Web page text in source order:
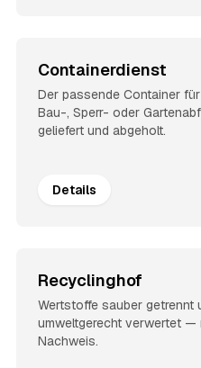
Containerdienst
Der passende Container für
Bau-, Sperr- oder
geliefert und abgeholt.
Details
Recyclinghof
Wertstoffe sauber getrennt
umweltgerecht verwertet —
Nachweis.